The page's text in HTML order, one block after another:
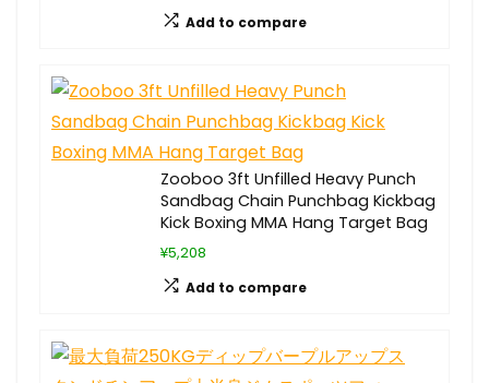
Add to compare
Zooboo 3ft Unfilled Heavy Punch
Sandbag Chain Punchbag Kickbag
Kick Boxing MMA Hang Target Bag
¥5,208
Add to compare